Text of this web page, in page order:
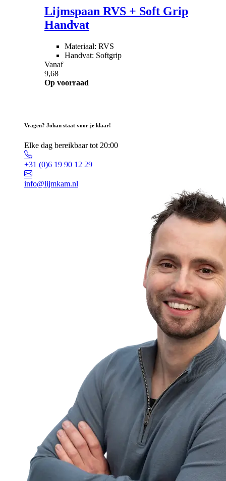
Lijmspaan RVS + Soft Grip
Handvat
Materiaal: RVS
Handvat: Softgrip
Vanaf
9,68
Op voorraad
Vragen? Johan staat voor je klaar!
Elke dag bereikbaar tot 20:00
+31 (0)6 19 90 12 29
info@lijmkam.nl